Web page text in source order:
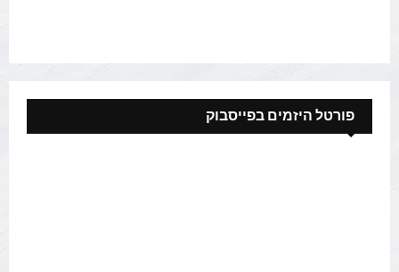
פורטל היזמים בפייסבוק